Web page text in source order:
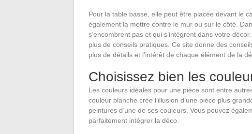
Pour la table basse, elle peut être placée devant le
également la mettre contre le mur ou sur le côté.
s’encombrent pas et qui s’intègrent dans votre
plus de conseils pratiques. Ce site donne des
plus de détails et l’intérêt de chaque élément de la
Choisissez bien les
Les couleurs idéales pour une pièce sont entre
couleur blanche crée l’illusion d’une pièce plus
peintures d’une de ses couleurs. Vous pouvez
parfaitement intégrer la déco.